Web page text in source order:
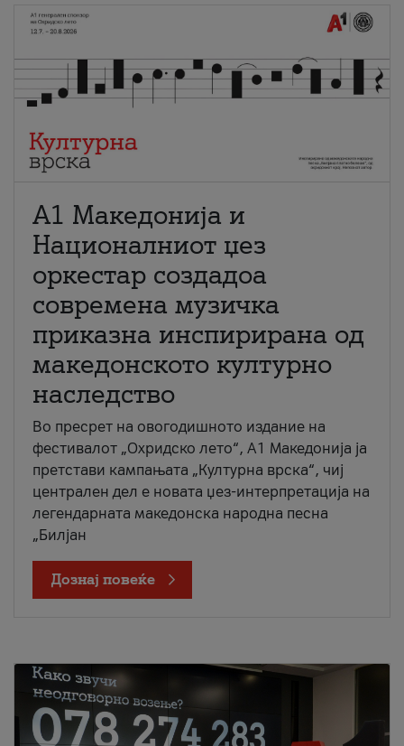
А1 Македонија и
Националниот џез
оркестар создадоа
современа музичка
приказна инспирирана од
македонското културно
наследство
Во пресрет на овогодишното издание на
фестивалот „Охридско лето“, А1 Македонија ја
претстави кампањата „Културна врска“, чиј
централен дел е новата џез-интерпретација на
легендарната македонска народна песна
„Билјан
Дознај повеќе